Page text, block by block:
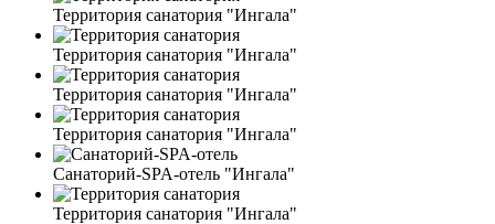
Территория санатория "Ингала"
Территория санатория "Ингала"
Территория санатория "Ингала"
Территория санатория "Ингала"
Санаторий-SPA-отель "Ингала"
Территория санатория "Ингала"